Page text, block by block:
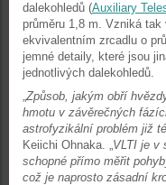
dalekohledů (Auxiliary
průměru 1,8 m. Vzniká
ekvivalentním zrcadlu o
jemné detaily, které jsou
jednotlivých dalekohledů.
„Způsob, jakým obří
hmotu v závěrečných
astrofyzikální problém již
Keiichi Ohnaka. „VLTI je v
schopné přímo měřit
což je naprosto zásadní